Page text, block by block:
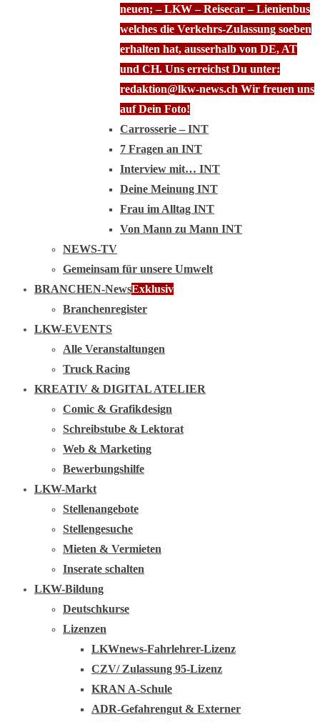
neuen; – LKW – Reisecar – Lienienbus
welches die Verkehrs-Zulassung soeben
erhalten hat, ausserhalb von DE, AT
und CH. Uns erreichst Du unter:
redaktion@lkw-news.ch Wir freuen uns
auf Dein Foto!
Carrosserie – INT
7 Fragen an INT
Interview mit… INT
Deine Meinung INT
Frau im Alltag INT
Von Mann zu Mann INT
NEWS-TV
Gemeinsam für unsere Umwelt
BRANCHEN-NewsExklusiv
Branchenregister
LKW-EVENTS
Alle Veranstaltungen
Truck Racing
KREATIV & DIGITAL ATELIER
Comic & Grafikdesign
Schreibstube & Lektorat
Web & Marketing
Bewerbungshilfe
LKW-Markt
Stellenangebote
Stellengesuche
Mieten & Vermieten
Inserate schalten
LKW-Bildung
Deutschkurse
Lizenzen
LKWnews-Fahrlehrer-Lizenz
CZV/ Zulassung 95-Lizenz
KRAN A-Schule
ADR-Gefahrengut & Externer